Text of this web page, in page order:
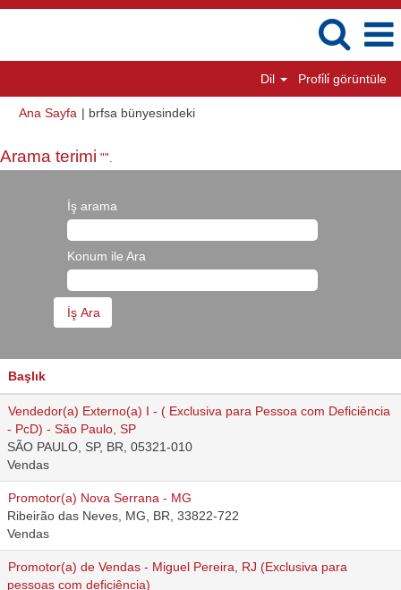
Dil Profi̇li̇ görüntüle
Ana Sayfa | brfsa bünyesindeki(mevcut
Arama terimi "".
İş arama
Konum ile Ara
Başlık
Vendedor(a) Externo(a) I - ( Exclusiva para Pessoa com Deficiência
- PcD) - São Paulo, SP
SÃO PAULO, SP, BR, 05321-010
Vendas
Promotor(a) Nova Serrana - MG
Ribeirão das Neves, MG, BR, 33822-722
Vendas
Promotor(a) de Vendas - Miguel Pereira, RJ (Exclusiva para
pessoas com deficiência)